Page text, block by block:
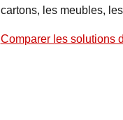
cartons, les meubles,
Comparer les solutions